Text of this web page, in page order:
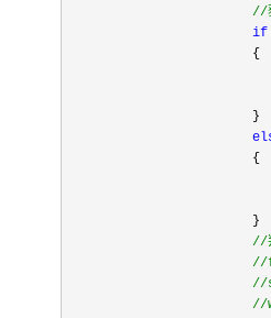
//
if
                        {
                        }
                        {
                        }
//
//
//
//